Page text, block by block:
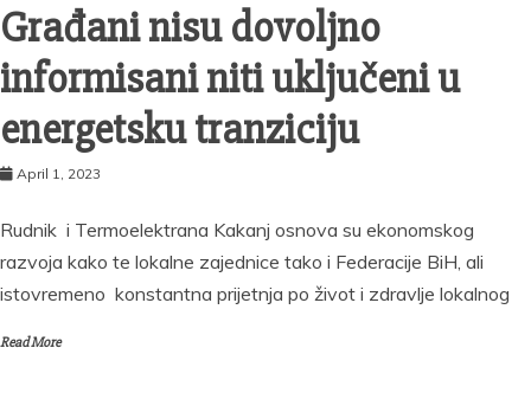
Građani nisu dovoljno
informisani niti uključeni u
energetsku tranziciju
April 1, 2023
Rudnik i Termoelektrana Kakanj osnova su ekonomskog
razvoja kako te lokalne zajednice tako i Federacije BiH, ali
istovremeno konstantna prijetnja po život i zdravlje lokalnog
Read More